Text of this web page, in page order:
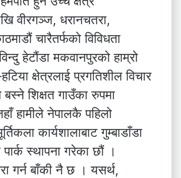
वीरगञ्ज, धरानचतरा,
चारैतर्फको विविधता
हेटौंडा मकवानपुरको हाम्रो
क्षेत्रलाई प्रगतिशील विचार
शिक्षत गाउँका रुपमा
हामीले नेपालकै पहिलो
कार्यशालाबाट गुम्बाडाँडा
स्थापना गरेका छौं ।
गर्न बाँकी नै छ । यसर्थ,